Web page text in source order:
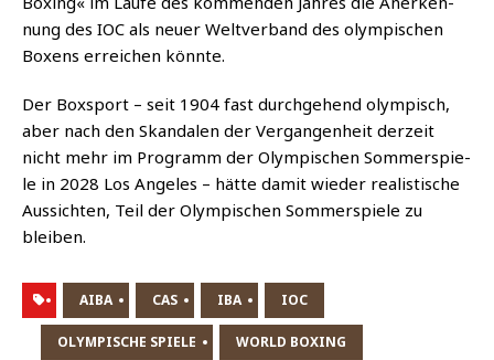
nung des IOC als neu­er Welt­ver­band des olym­pi­schen
Boxens errei­chen könnte.
Der Box­sport – seit 1904 fast durch­ge­hend olym­pisch,
aber nach den Skan­da­len der Ver­gan­gen­heit der­zeit
nicht mehr im Pro­gramm der Olym­pi­schen Som­mer­spie­
le in 2028 Los Ange­les – hät­te damit wie­der rea­lis­ti­sche
Aus­sich­ten, Teil der Olym­pi­schen Som­mer­spie­le zu
bleiben.
AIBA CAS IBA IOC
OLYMPISCHE SPIELE WORLD BOXING